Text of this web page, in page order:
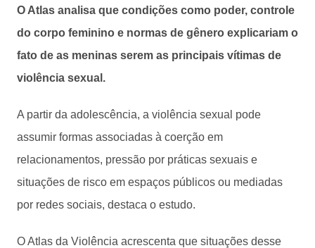
O Atlas analisa que condições como poder, controle
do corpo feminino e normas de gênero explicariam o
fato de as meninas serem as principais vítimas de
violência sexual.
A partir da adolescência, a violência sexual pode
assumir formas associadas à coerção em
relacionamentos, pressão por práticas sexuais e
situações de risco em espaços públicos ou mediadas
por redes sociais, destaca o estudo.
O Atlas da Violência acrescenta que situações desse